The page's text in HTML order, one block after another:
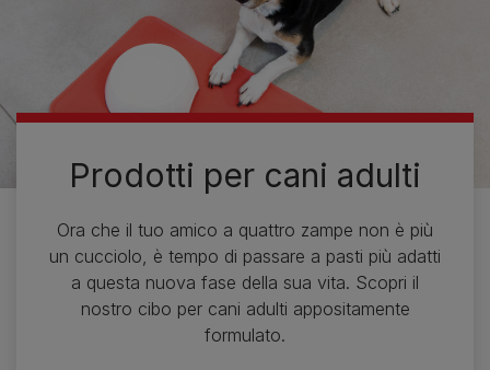
Prodotti per cani adulti
Ora che il tuo amico a quattro zampe non è più
un cucciolo, è tempo di passare a pasti più adatti
a questa nuova fase della sua vita. Scopri il
nostro cibo per cani adulti appositamente
formulato.